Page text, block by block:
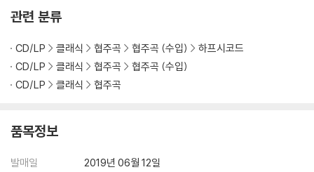
관련 분류
CD/LP 클래식 협주곡 협주곡 (수입)
하프시코드
CD/LP
클래식 협주곡
협주곡 (수입)
CD/LP
클래식 협주곡
품목정보
발매일
2019년 06월 12일